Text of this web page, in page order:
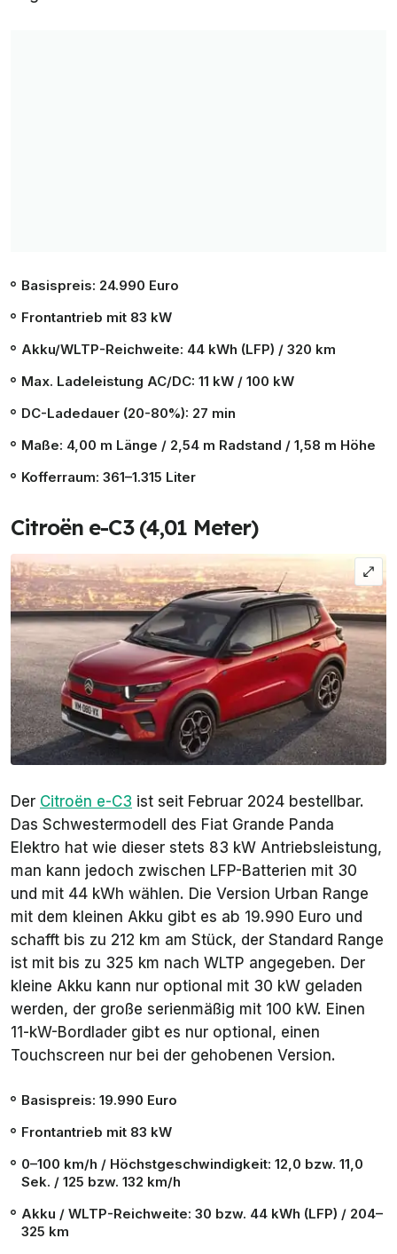
Basispreis: 24.990 Euro
Frontantrieb mit 83 kW
Akku/WLTP-Reichweite: 44 kWh (LFP) / 320 km
Max. Ladeleistung AC/DC: 11 kW / 100 kW
DC-Ladedauer (20-80%): 27 min
Maße: 4,00 m Länge / 2,54 m Radstand / 1,58 m Höhe
Kofferraum: 361–1.315 Liter
Citroën e-C3 (4,01 Meter)
Der Citroën e-C3 ist seit Februar 2024 bestellbar.
Das Schwestermodell des Fiat Grande Panda
Elektro hat wie dieser stets 83 kW Antriebsleistung,
man kann jedoch zwischen LFP-Batterien mit 30
und mit 44 kWh wählen. Die Version Urban Range
mit dem kleinen Akku gibt es ab 19.990 Euro und
schafft bis zu 212 km am Stück, der Standard Range
ist mit bis zu 325 km nach WLTP angegeben. Der
kleine Akku kann nur optional mit 30 kW geladen
werden, der große serienmäßig mit 100 kW. Einen
11-kW-Bordlader gibt es nur optional, einen
Touchscreen nur bei der gehobenen Version.
Basispreis: 19.990 Euro
Frontantrieb mit 83 kW
0–100 km/h / Höchstgeschwindigkeit: 12,0 bzw. 11,0
Sek. / 125 bzw. 132 km/h
Akku / WLTP-Reichweite: 30 bzw. 44 kWh (LFP) / 204–
325 km